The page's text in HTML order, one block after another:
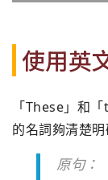
使用英
「These」和
的名詞夠清楚明
原句：